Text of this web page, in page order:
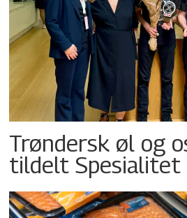
Trøndersk øl og
tildelt Spesialitet